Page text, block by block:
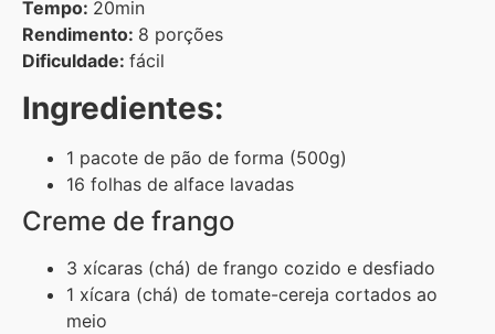
Tempo: 20min
Rendimento: 8 porções
Dificuldade: fácil
Ingredientes:
1 pacote de pão de forma (500g)
16 folhas de alface lavadas
Creme de frango
3 xícaras (chá) de frango cozido e desfiado
1 xícara (chá) de tomate-cereja cortados ao
meio